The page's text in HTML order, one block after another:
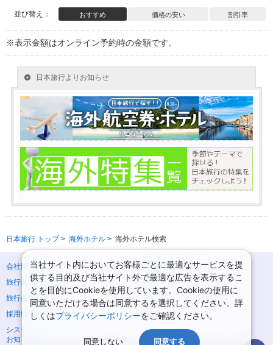
並び替え： おすすめ 価格の安い 割引率
※表示金額はオンライン予約時の金額です。
日本旅行 トップ> 海外ホテル > 海外ホテル検索
会社情報
プライバシーポリシー
旅行業登録票・約款
規約集
旅行条件書
ニュースリリース
採用情報
サイトマップ
システムメンテナンスの
お知らせ
当社サイト内においてお客様ごとに最適なサービスを提
供する目的及び当社サイト外で最適な広告を表示するこ
とを目的にCookieを使用しています。Cookieの使用に
同意いただける場合は同意するを選択してください。詳
しくはプライバシーポリシーをご確認ください。
同意しない 同意する